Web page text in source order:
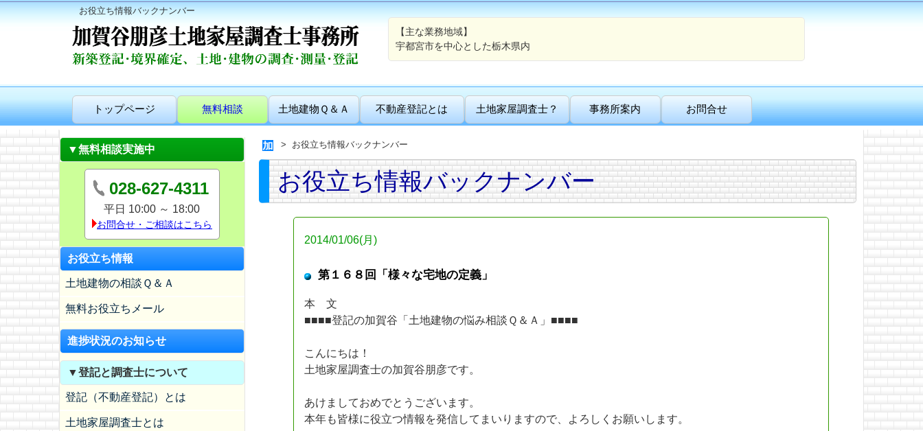
お役立ち情報バックナンバー
【主な業務地域】
宇都宮市を中心とした栃木県内
トップページ 無料相談 土地建物Ｑ＆Ａ 不動産登記とは 土地家屋調査士？ 事務所案内 お問合せ
▼無料相談実施中
028-627-4311
平日 10:00 ～ 18:00
お問合せ・ご相談はこちら
お役立ち情報
土地建物の相談Ｑ＆Ａ
無料お役立ちメール
進捗状況のお知らせ
▼登記と調査士について
登記（不動産登記）とは
土地家屋調査士とは
お役立ち情報バックナンバー
お役立ち情報バックナンバー
2014/01/06(月)
第１６８回「様々な宅地の定義」
本 文
■■■■登記の加賀谷「土地建物の悩み相談Ｑ＆Ａ」■■■■
こんにちは！
土地家屋調査士の加賀谷朋彦です。
あけましておめでとうございます。
本年も皆様に役立つ情報を発信してまいりますので、よろしくお願いします。